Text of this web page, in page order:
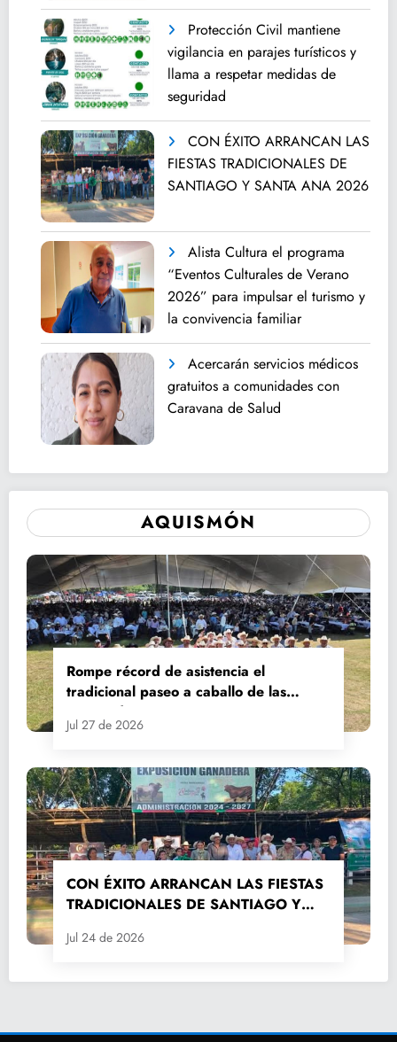
Protección Civil mantiene
vigilancia en parajes turísticos y
llama a respetar medidas de
seguridad
CON ÉXITO ARRANCAN LAS
FIESTAS TRADICIONALES DE
SANTIAGO Y SANTA ANA 2026
Alista Cultura el programa
“Eventos Culturales de Verano
2026” para impulsar el turismo y
la convivencia familiar
Acercarán servicios médicos
gratuitos a comunidades con
Caravana de Salud
AQUISMÓN
Rompe récord de asistencia el
tradicional paseo a caballo de las
Fiestas de Santiago y Santa Ana
Jul 27 de 2026
CON ÉXITO ARRANCAN LAS FIESTAS
TRADICIONALES DE SANTIAGO Y
Jul 24 de 2026